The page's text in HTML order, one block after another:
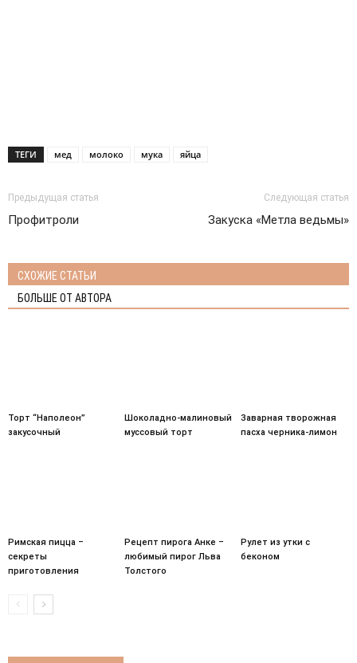
ТЕГИ мед молоко мука яйца
Предыдущая статья
Профитроли
Следующая статья
Закуска «Метла ведьмы»
СХОЖИЕ СТАТЬИ
БОЛЬШЕ ОТ АВТОРА
Торт “Наполеон”
закусочный
Шоколадно-малиновый
муссовый торт
Заварная творожная
пасха черника-лимон
Римская пицца –
секреты
приготовления
Рецепт пирога Анке –
любимый пирог Льва
Толстого
Рулет из утки с
беконом